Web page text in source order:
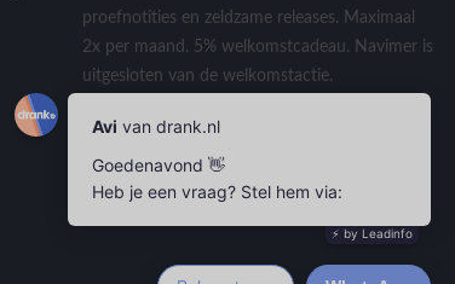
proefnotities en zeldzame releases. Maximaal
2x per maand. 5% welkomstcadeau. Navimer is
uitgesloten van de welkomstactie.